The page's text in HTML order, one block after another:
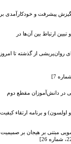
پیشرفت و خودکارآمدی بر
ارتباط بین آن‌ها در
از گذشته تا امروز
دانش‌آموزان مقطع دوم
و برنامه ارتقاء کیفیت
مبتنی بر هیجان بر صمیمیت